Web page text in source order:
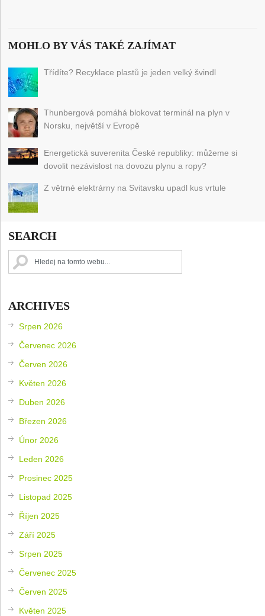
MOHLO BY VÁS TAKÉ ZAJÍMAT
Třídíte? Recyklace plastů je jeden velký švindl
Thunbergová pomáhá blokovat terminál na plyn v
Norsku, největší v Evropě
Energetická suverenita České republiky: můžeme si
dovolit nezávislost na dovozu plynu a ropy?
Z větrné elektrárny na Svitavsku upadl kus vrtule
SEARCH
ARCHIVES
Srpen 2026
Červenec 2026
Červen 2026
Květen 2026
Duben 2026
Březen 2026
Únor 2026
Leden 2026
Prosinec 2025
Listopad 2025
Říjen 2025
Září 2025
Srpen 2025
Červenec 2025
Červen 2025
Květen 2025